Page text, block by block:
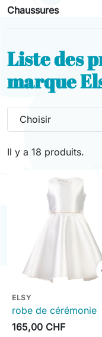
Chaussures
Liste des
marque
Il y a 18 produits.
Choisir
ELSY
robe de cérémonie
165,00 CHF